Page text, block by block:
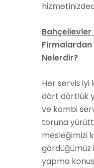
Firmalardan
Nelerdir?
Her servis
dört dörtlük
ve kombi
toruna
mesleğimizi
gördüğümüz
yapma